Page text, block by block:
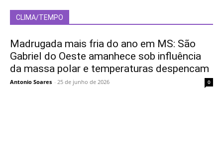
CLIMA/TEMPO
Madrugada mais fria do ano em MS: São
Gabriel do Oeste amanhece sob influência
da massa polar e temperaturas despencam
Antonio Soares - 25 de junho de 2026 0